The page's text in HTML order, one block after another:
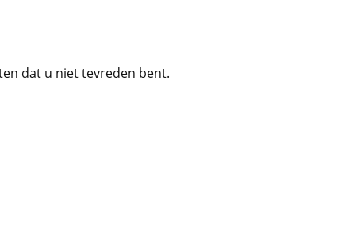
dat u niet tevreden bent.